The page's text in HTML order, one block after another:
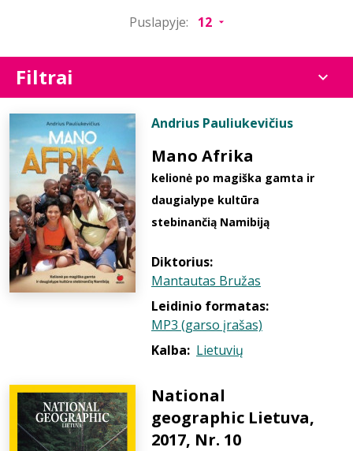
Puslapyje:
Filtrai
Andrius Pauliukevičius
Mano Afrika
kelionė po magiška gamta ir
daugialype kultūra
stebinančią Namibiją
Diktorius:
Mantautas Bružas
Leidinio formatas:
MP3 (garso įrašas)
Kalba: Lietuvių
National
geographic Lietuva,
2017, Nr. 10